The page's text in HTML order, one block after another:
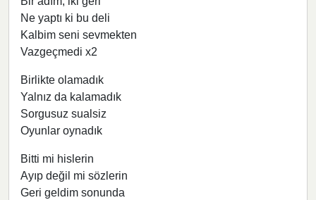
Ne yaptı ki bu deli
Kalbim seni sevmekten
Vazgeçmedi x2
Birlikte olamadık
Yalnız da kalamadık
Sorgusuz sualsiz
Oyunlar oynadık
Bitti mi hislerin
Ayıp değil mi sözlerin
Geri geldim sonunda